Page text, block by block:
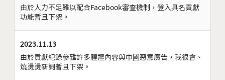
由於人力不足難以配合Facebook審查機制，登入具名貢獻
功能暫且下架。
2023.11.13
由於貢獻紀錄參雜許多腥羶內容與中國惡意廣告，我很會、
燒燙燙新詞暫且下架。